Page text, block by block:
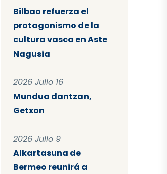
Bilbao refuerza el
protagonismo de la
cultura vasca en Aste
Nagusia
2026 Julio 16
Mundua dantzan,
Getxon
2026 Julio 9
Alkartasuna de
Bermeo reunirá a